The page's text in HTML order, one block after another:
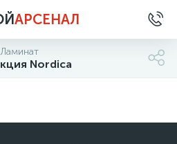
АРСЕНАЛ
Ламинат
Nordica